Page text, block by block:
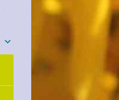
keyboard_arrow_down